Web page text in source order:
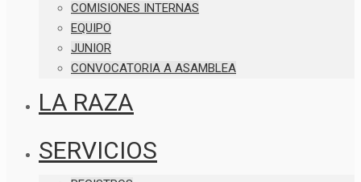
COMISIONES INTERNAS
EQUIPO
JUNIOR
CONVOCATORIA A ASAMBLEA
LA RAZA
SERVICIOS